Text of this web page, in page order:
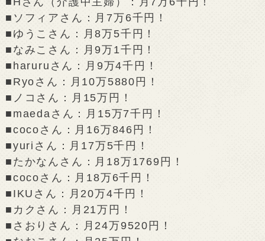
■ソフィアさん：月7万6千円！
■ゆうこさん：月8万5千円！
■なみこさん：月9万1千円！
■haruruさん：月9万4千円！
■Ryoさん：月10万5880円！
■ノコさん：月15万円！
■maedaさん：月15万7千円！
■cocoさん：月16万846円！
■yuriさん：月17万5千円！
■たかなんさん：月18万1769円！
■cocoさん：月18万6千円！
■IKUさん：月20万4千円！
■カクさん：月21万円！
■さおりさん：月24万9520円！